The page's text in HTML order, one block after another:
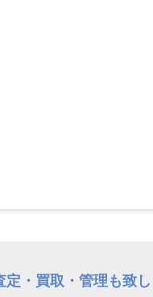
・買取・管理も致